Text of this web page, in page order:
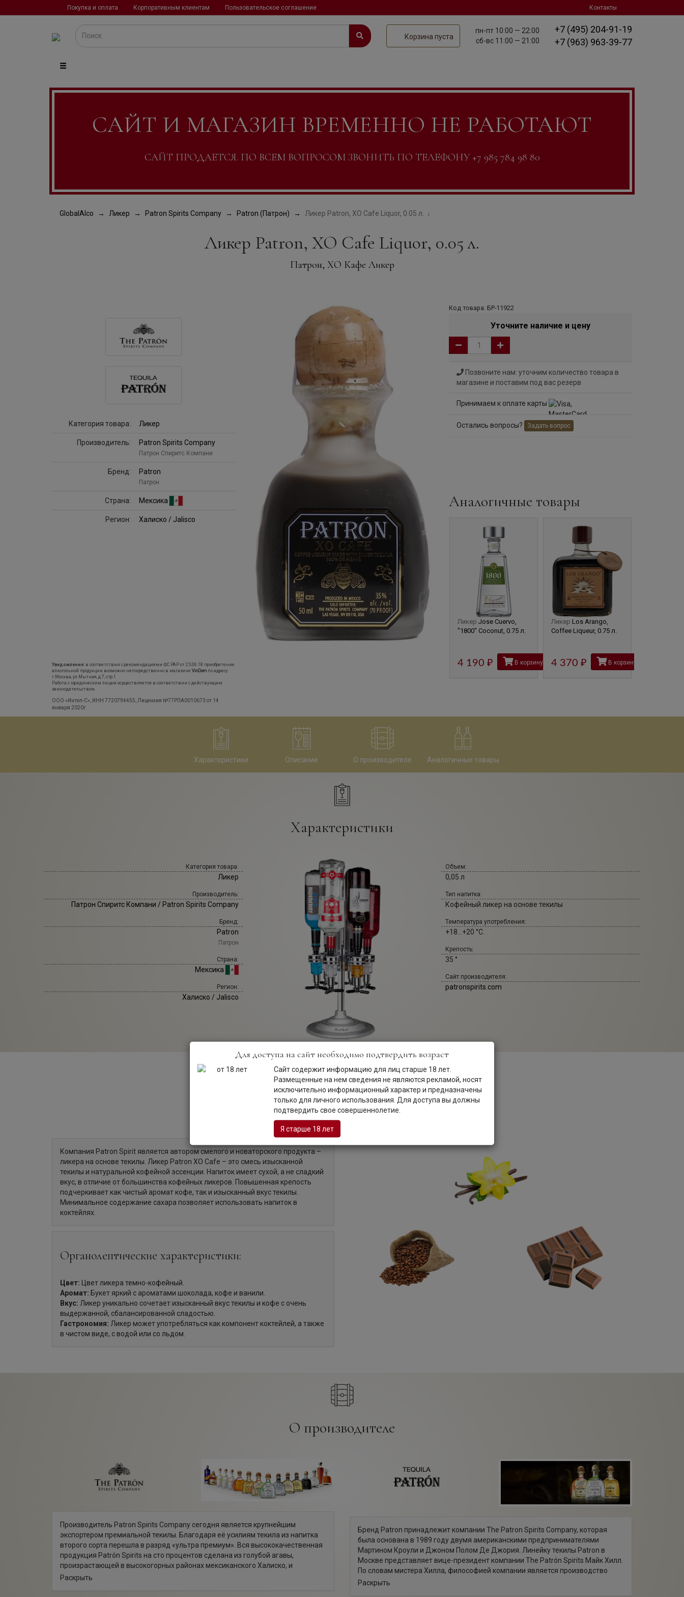
Покупка и оплата Корпоративным клиентам Пользовательское соглашение Контакты
Корзина пуста
пн-пт 10:00 — 22:00
сб-вс 11:00 — 21:00
+7 (495) 204-91-19
+7 (963) 963-39-77
САЙТ И МАГАЗИН ВРЕМЕННО НЕ РАБОТАЮТ
САЙТ ПРОДАЕТСЯ. ПО ВСЕМ ВОПРОСОМ ЗВОНИТЬ ПО ТЕЛЕФОНУ +7 985 784 98 80
GlobalAlco Ликер Patron Spirits Company Patron (Патрон) Ликер Patron, XO Cafe Liquor, 0.05 л.
Ликер Patron, XO Cafe Liquor, 0.05 л.
Патрон, ХО Кафе Ликер
Код товара: БР-11922
Уточните наличие и цену
Позвоните нам: уточним количество товара в
магазине и поставим под вас резерв
Принимаем к оплате карты
Остались вопросы? Задать вопрос
Аналогичные товары
ЛикерPatron, XO Cafe
Liquor, in gift box, 0.75
л.
ЛикерPatron, Citronge,
Orange Liquor, 0.75 л.
Ликер Jose Cuervo,
"1800" Coconut, 0.75 л.
4 190 рубВ корзину
Ликер Los Arango,
Coffee Liqueur, 0.75 л.
4 370 рубВ корзину
Категория товара: Ликер
Производитель: Patron Spirits Company
Патрон Спиритс Компани
Бренд: Patron
Патрон
Страна: Мексика
Регион: Халиско / Jalisco
Уведомление: в соответствии с рекомендациями ФС РАР от 25.06.18 приобретение
алкогольной продукции возможно непосредственно в магазине VinDom по адресу:
г.Москва, ул.Мытная, д.7, стр.1
Работа с юридическим лицам осуществляется в соответствии с действующим
законодательством.
ООО «Интел-С», ИНН 7720794455, Лицензия №77РПА0010673 от 14
января 2020г.
Характеристики Описание О производителе Аналогичные товары
Характеристики
Категория товара:
Ликер
Производитель:
Патрон Спиритс Компани / Patron Spirits Company
Бренд:
Patron
Патрон
Страна:
Мексика
Регион:
Халиско / Jalisco
Объем:
0,05 л
Тип напитка:
Кофейный ликер на основе текилы
Температура употребления:
+18...+20 °С.
Крепость:
35 °
Сайт производителя:
patronspirits.com
Описание
Компания Patron Spirit является автором смелого и новаторского продукта –
ликера на основе текилы. Ликер Patron XO Cafe – это смесь изысканной
текилы и натуральной кофейной эссенции. Напиток имеет сухой, а не сладкий
вкус, в отличие от большинства кофейных ликеров. Повышенная крепость
подчеркивает как чистый аромат кофе, так и изысканный вкус текилы.
Минимальное содержание сахара позволяет использовать напиток в
коктейлях.
Органолептические характеристики:
Цвет: Цвет ликера темно-кофейный.
Аромат: Букет яркий с ароматами шоколада, кофе и ванили.
Вкус: Ликер уникально сочетает изысканный вкус текилы и кофе с очень
выдержанной, сбалансированной сладостью.
Гастрономия: Ликер может употребляться как компонент коктейлей, а также
в чистом виде, с водой или со льдом.
О производителе
Производитель Patron Spirits Company сегодня является крупнейшим
экспортером премиальной текилы. Благодаря её усилиям текила из напитка
второго сорта перешла в разряд «ультра премиум». Вся высококачественная
продукция Patrón Spirits на сто процентов сделана из голубой агавы,
произрастающей в высокогорных районах мексиканского Халиско, и
изготавливается по особой технологии, позволяющей добиться
Раскрыть
Бренд Patron принадлежит компании The Patron Spirits Company, которая
была основана в 1989 году двумя американскими предпринимателями
Мартином Кроули и Джоном Полом Де Джория. Линейку текилы Patron в
Москве представляет вице-президент компании The Patrón Spirits Майк Хилл.
По словам мистера Хилла, философией компании является производство
алкогольных напитков только высшего качества, к чему и стремится
Раскрыть
Для доступа на сайт необходимо подтвердить возраст
Сайт содержит информацию для лиц старше 18 лет.
Размещенные на нем сведения не являются рекламой, носят
исключительно информационный характер и предназначены
только для личного использования. Для доступа вы должны
подтвердить свое совершеннолетие.
Я старше 18 лет